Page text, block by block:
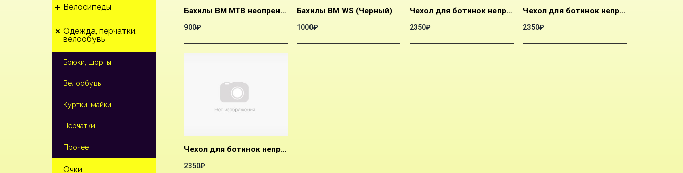
Велосипеды
Одежда, перчатки,
велообувь
Брюки, шорты
Велообувь
Куртки, майки
Перчатки
Прочее
Очки
Бахилы BM MTB неопрен ( Черный)
900₽
Бахилы ВМ WS (Черный)
1000₽
Чехол для ботинок непромокаемый Dare2b Foot Gear O/Shoes (Цвет 800, Черный; Размер L;)
2350₽
Чехол для ботинок непромокаемый Dare2b Foot Gear O/Shoes (Цвет 800, Черный; Размер M;)
2350₽
Чехол для ботинок непромокаемый Dare2b Foot Gear O/Shoes (Цвет 800, Черный; Размер S;)
2350₽